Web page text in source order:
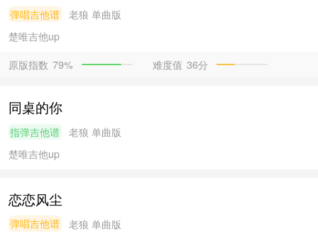
弹唱吉他谱 老狼 单曲版
楚唯吉他up
原版指数 79% 难度值 36分
同桌的你
指弹吉他谱 老狼 单曲版
楚唯吉他up
恋恋风尘
弹唱吉他谱 老狼 单曲版